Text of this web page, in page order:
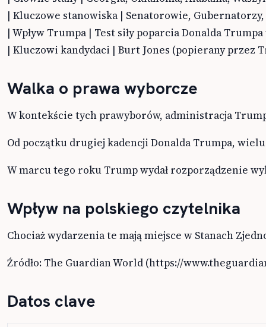
| Kluczowe stanowiska | Senatorowie,
| Wpływ Trumpa | Test siły poparcia Donalda
| Kluczowi kandydaci | Burt Jones (popierany przez
Walka o prawa wyborcze
W kontekście tych prawyborów, administracja
Od początku drugiej kadencji Donalda Trumpa,
W marcu tego roku Trump wydał rozporządzenie
Wpływ na polskiego czytelnika
Chociaż wydarzenia te mają miejsce w Stanach
Źródło: The Guardian World (https://
Datos clave